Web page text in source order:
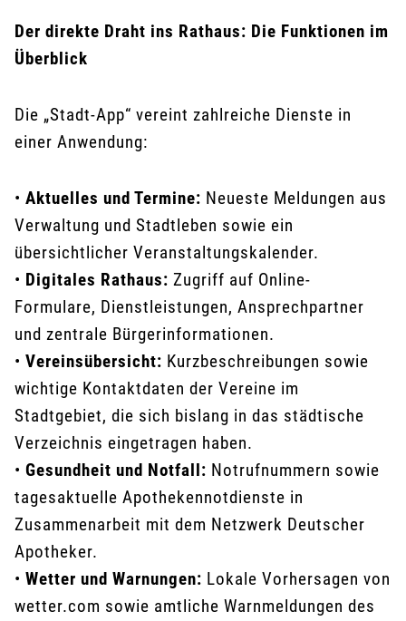
Der direkte Draht ins Rathaus: Die Funktionen im
Überblick
Die „Stadt-App“ vereint zahlreiche Dienste in
einer Anwendung:
• Aktuelles und Termine: Neueste Meldungen aus
Verwaltung und Stadtleben sowie ein
übersichtlicher Veranstaltungskalender.
• Digitales Rathaus: Zugriff auf Online-
Formulare, Dienstleistungen, Ansprechpartner
und zentrale Bürgerinformationen.
• Vereinsübersicht: Kurzbeschreibungen sowie
wichtige Kontaktdaten der Vereine im
Stadtgebiet, die sich bislang in das städtische
Verzeichnis eingetragen haben.
• Gesundheit und Notfall: Notrufnummern sowie
tagesaktuelle Apothekennotdienste in
Zusammenarbeit mit dem Netzwerk Deutscher
Apotheker.
• Wetter und Warnungen: Lokale Vorhersagen von
wetter.com sowie amtliche Warnmeldungen des